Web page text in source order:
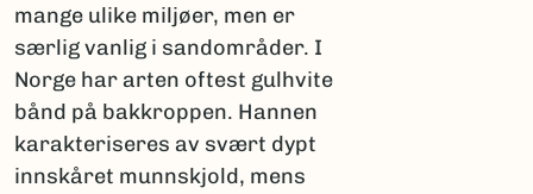
mange ulike miljøer, men er
særlig vanlig i sandområder. I
Norge har arten oftest gulhvite
bånd på bakkroppen. Hannen
karakteriseres av svært dypt
innskåret munnskjold, mens